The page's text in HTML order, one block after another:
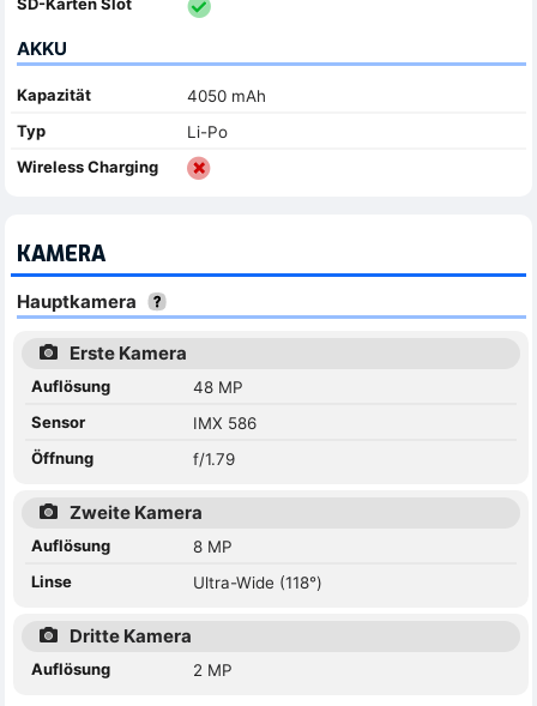
AKKU
Kapazität
4050 mAh
Typ
Li-Po
Wireless Charging
KAMERA
Hauptkamera
Erste Kamera
Auflösung
48 MP
Sensor
IMX 586
Öffnung
f/1.79
Zweite Kamera
Auflösung
8 MP
Linse
Ultra-Wide (118°)
Dritte Kamera
Auflösung 2 MP